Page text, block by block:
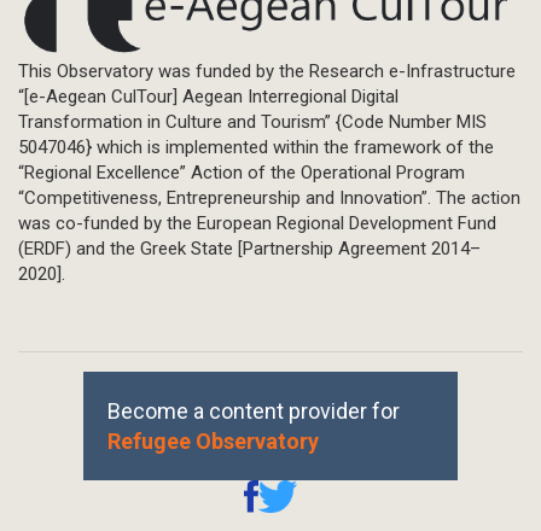
This Observatory was funded by the Research e-Infrastructure
“[e-Aegean CulTour] Aegean Interregional Digital
Transformation in Culture and Tourism” {Code Number MIS
5047046} which is implemented within the framework of the
“Regional Excellence” Action of the Operational Program
“Competitiveness, Entrepreneurship and Innovation”. The action
was co-funded by the European Regional Development Fund
(ERDF) and the Greek State [Partnership Agreement 2014–
2020].
Become a content provider for
Refugee Observatory